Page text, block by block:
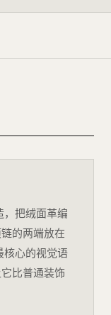
，把绒面革编
的两端放在
心的视觉语
比普通装饰